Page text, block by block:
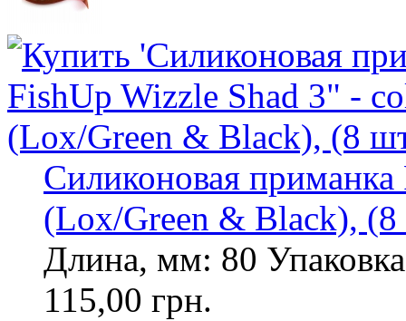
Силиконовая
(Lox/Green & Black),
Длина, мм: 80
115,00 грн.